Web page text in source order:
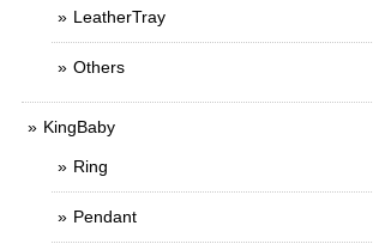
LeatherTray
Others
KingBaby
Ring
Pendant